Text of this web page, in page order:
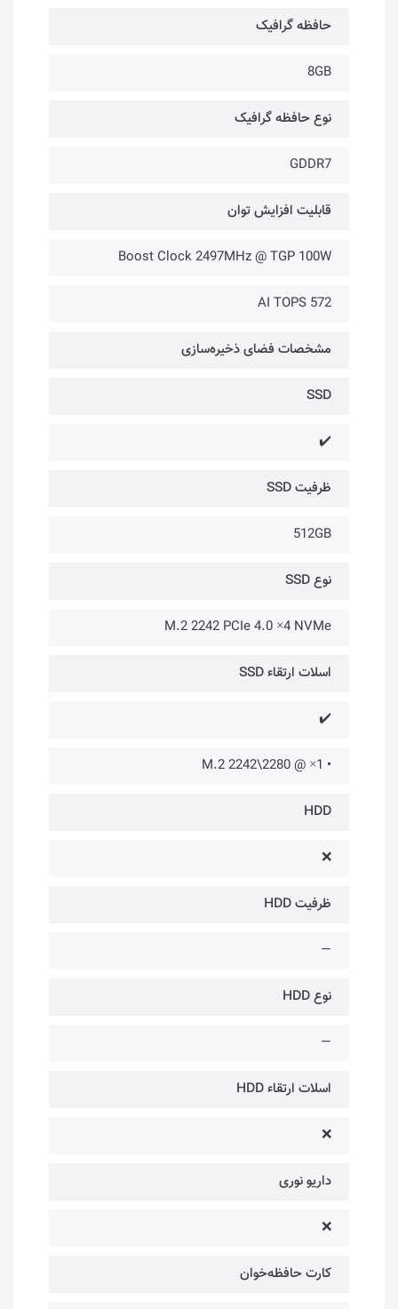
حافظه گرافیک
8GB
نوع حافظه گرافیک
GDDR7
قابلیت افزایش توان
Boost Clock 2497MHz @ TGP 100W
572 AI TOPS
مشخصات فضای ذخیره‌سازی
SSD
✔️
ظرفیت SSD
512GB
نوع SSD
M.2 2242 PCIe 4.0 ×4 NVMe
اسلات ارتقاء SSD
✔️
• 1× @ M.2 2242\2280
HDD
❌
ظرفیت HDD
—
نوع HDD
—
اسلات ارتقاء HDD
❌
داریو نوری
❌
کارت حافظه‌خوان